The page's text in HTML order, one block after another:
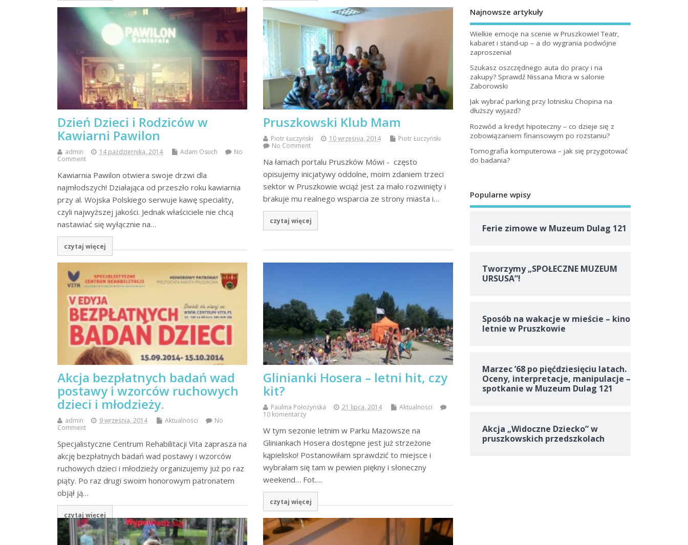
Dzień Dzieci i Rodziców w
Kawiarni Pawilon
admin 14 października, 2014 Adam Osuch
No
Comment
Kawiarnia Pawilon otwiera swoje drzwi dla
najmłodszych! Działająca od przeszło roku kawiarnia
przy al. Wojska Polskiego serwuje kawę speciality,
czyli najwyższej jakości. Jednak właściciele nie chcą
nastawiać się wyłącznie na…
czytaj więcej
Pruszkowski Klub Mam
Piotr Łuczyński 10 września, 2014
Piotr Łuczyński
No Comment
Na łamach portalu Pruszków Mówi - często
opisujemy inicjatywy oddolne, moim zdaniem trzeci
sektor w Pruszkowie wciąż jest za mało rozwinięty i
brakuje mu realnego wsparcia ze strony miasta i…
czytaj więcej
Akcja bezpłatnych badań wad
postawy i wzorców ruchowych
dzieci i młodzieży.
admin 9 września, 2014 Aktualności
No
Comment
Specjalistyczne Centrum Rehabilitacji Vita zaprasza na
akcję bezpłatnych badań wad postawy i wzorców
ruchowych dzieci i młodzieży organizujemy już po raz
piąty. Po raz drugi swoim honorowym patronatem
objął ją…
czytaj więcej
Glinianki Hosera – letni hit, czy
kit?
Paulina Położyńska 21 lipca, 2014
Aktualności
10 komentarzy
W tym sezonie letnim w Parku Mazowsze na
Gliniankach Hosera dostępne jest już strzeżone
kąpielisko! Postanowiłam sprawdzić to miejsce i
wybrałam się tam w pewien piękny i słoneczny
weekend… Fot.…
czytaj więcej
Najnowsze artykuły
Wielkie emocje na scenie w Pruszkowie! Teatr,
kabaret i stand-up – a do wygrania podwójne
zaproszenia!
Szukasz oszczędnego auta do pracy i na
zakupy? Sprawdź Nissana Micra w salonie
Zaborowski
Jak wybrać parking przy lotnisku Chopina na
dłuższy wyjazd?
Rozwód a kredyt hipoteczny – co dzieje się z
zobowiązaniem finansowym po rozstaniu?
Tomografia komputerowa – jak się przygotować
do badania?
Popularne wpisy
Ferie zimowe w Muzeum Dulag 121
Tworzymy „SPOŁECZNE MUZEUM
URSUSA”!
Sposób na wakacje w mieście – kino
letnie w Pruszkowie
Marzec ’68 po pięćdziesięciu latach.
Oceny, interpretacje, manipulacje –
spotkanie w Muzeum Dulag 121
Akcja „Widoczne Dziecko” w
pruszkowskich przedszkolach